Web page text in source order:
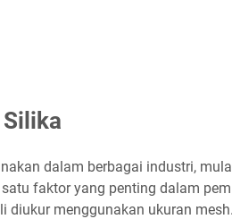
dalam berbagai industri,
faktor yang penting dalam
diukur menggunakan ukuran mesh.